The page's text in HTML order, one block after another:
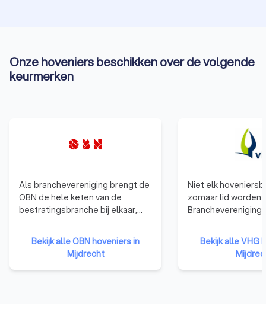
Onze hoveniers beschikken over de volgende
keurmerken
Als branchevereniging brengt de
OBN de hele keten van de
bestratingsbranche bij elkaar,
certificeringsinstituut en
leverancier van materiaal of
materieel. OBN-leden zijn, met
hun kennis en ervaring, de
Bekijk alle OBN hoveniers in
Mijdrecht
Niet elk
zomaar lid worden
Branchevereniging
toelatingseisen.
dat elk VHG-lid
groenprofessional
zorgeloos
Bekijk alle VHG